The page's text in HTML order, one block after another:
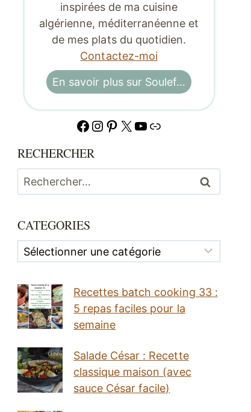
inspirées de ma cuisine
algérienne, méditerranéenne et
de mes plats du quotidien.
Contactez-moi
En savoir plus sur Soulef…
Facebook
Instagram
Pinterest
X YouTube
Lien
RECHERCHER
Rechercher :
CATEGORIES
Categories
Recettes batch cooking 33 :
5 repas faciles pour la
semaine
Salade César : Recette
classique maison (avec
sauce César facile)